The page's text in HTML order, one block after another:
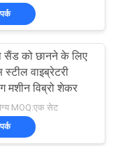
सैंड को छानने के लिए
वाइब्रेटरी
मशीन विब्रो शेकर
MOQ:एक सेट